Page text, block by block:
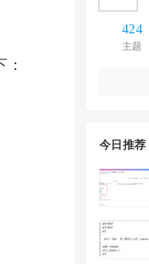
424
主题
今日推荐